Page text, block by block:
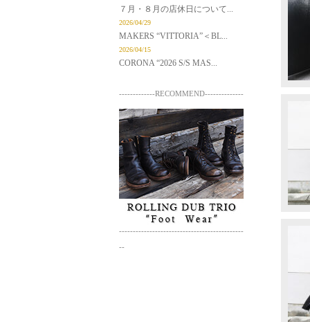
７月・８月の店休日について...
2026/04/29
MAKERS “VITTORIA”＜BL...
2026/04/15
CORONA “2026 S/S MAS...
-------------RECOMMEND--------------
---------------------------------------------
--